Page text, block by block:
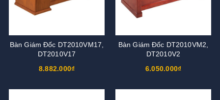
Bàn Giám Đốc DT2010VM17,
DT2010V17
8.882.000₫
Bàn Giám Đốc DT2010VM2,
DT2010V2
6.050.000₫